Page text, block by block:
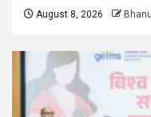
August 8, 2026